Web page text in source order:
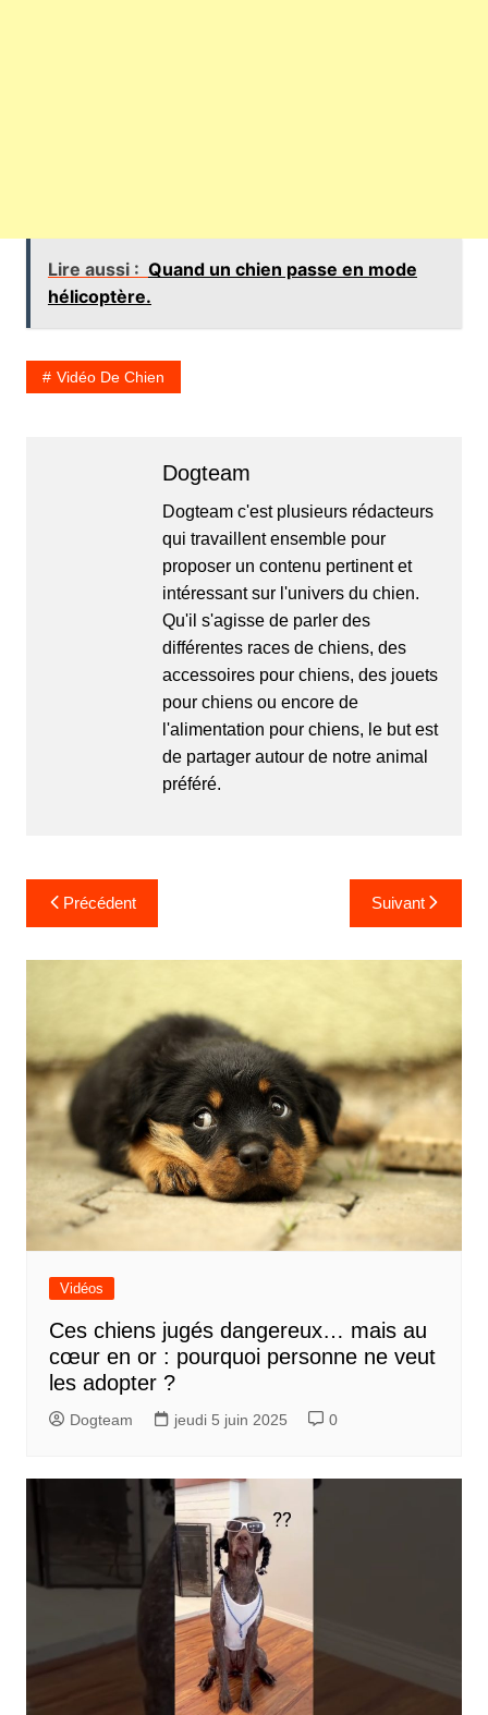
Lire aussi : Quand un chien passe en mode
hélicoptère.
Vidéo De Chien
Dogteam
Dogteam c'est plusieurs rédacteurs
qui travaillent ensemble pour
proposer un contenu pertinent et
intéressant sur l'univers du chien.
Qu'il s'agisse de parler des
différentes races de chiens, des
accessoires pour chiens, des jouets
pour chiens ou encore de
l'alimentation pour chiens, le but est
de partager autour de notre animal
préféré.
Navigation
de
l’article
Précédent Suivant
Vidéos
Ces chiens jugés dangereux… mais au
cœur en or : pourquoi personne ne veut
les adopter ?
Dogteam jeudi 5 juin 2025 0